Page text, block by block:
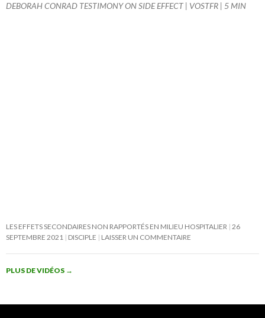
DEBORAH CONRAD TESTIMONY ON SIDE EFFECT | VOSTFR | 5 MIN
LES EFFETS SECONDAIRES NON RAPPORTÉS EN MILIEU HOSPITALIER 26
SEPTEMBRE 2021 DISCIPLE LAISSER UN COMMENTAIRE
PLUS DE VIDÉOS →